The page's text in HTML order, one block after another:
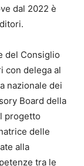
dal 2022 è
del Consiglio
con delega al
nazionale dei
Board della
progetto
delle
alla
tra le